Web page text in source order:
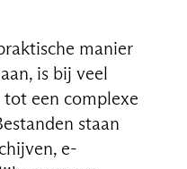
manier
is bij veel
een complexe
staan
e-